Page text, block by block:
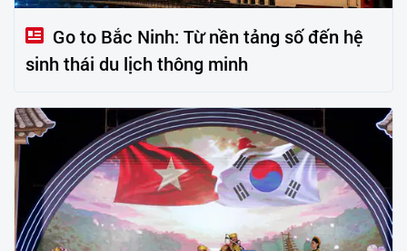
Go to Bắc Ninh: Từ nền tảng số đến hệ
sinh thái du lịch thông minh